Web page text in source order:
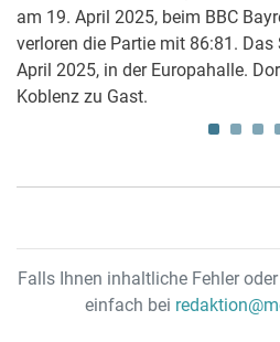
am 19. April 2025, beim BBC
verloren die Partie mit 86:81.
April 2025, in der Europahalle.
Koblenz zu Gast.
Falls Ihnen inhaltliche Fehler
einfach bei